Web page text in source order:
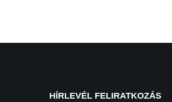
HÍRLEVÉL FELIRATKOZÁS